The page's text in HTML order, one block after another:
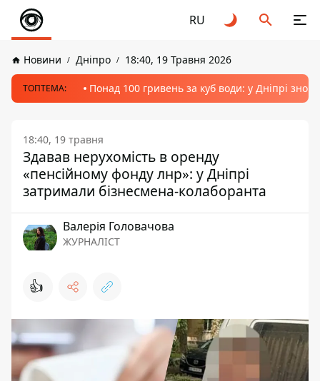
RU
Новини Дніпро 18:40, 19 Травня 2026
ТОПТЕМА: Понад 100 гривень за куб води: у Дніпрі
18:40, 19 травня
Здавав нерухомість в оренду
«пенсійному фонду лнр»: у Дніпрі
затримали бізнесмена-колаборанта
Валерія Головачова
ЖУРНАЛІСТ
👍